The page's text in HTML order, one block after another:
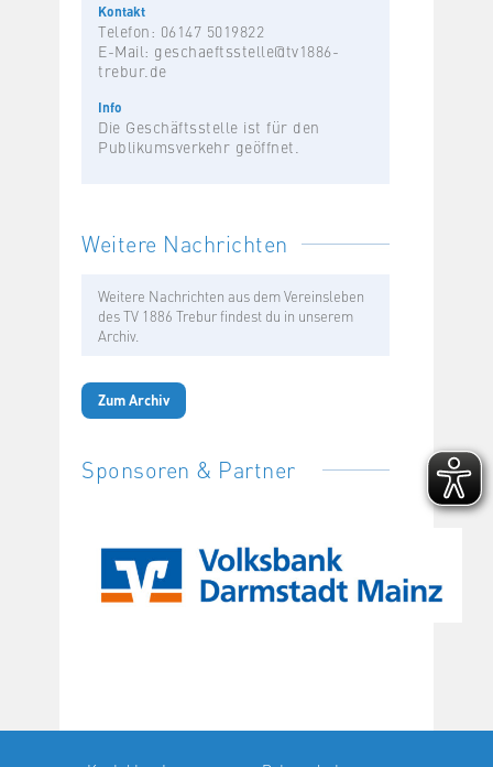
Kontakt
Telefon: 06147 5019822
E-Mail: geschaeftsstelle@tv1886-
trebur.de
Info
Die Geschäftsstelle ist für den
Publikumsverkehr geöffnet.
Weitere Nachrichten
Weitere Nachrichten aus dem Vereinsleben
des TV 1886 Trebur findest du in unserem
Archiv.
Zum Archiv
Sponsoren & Partner